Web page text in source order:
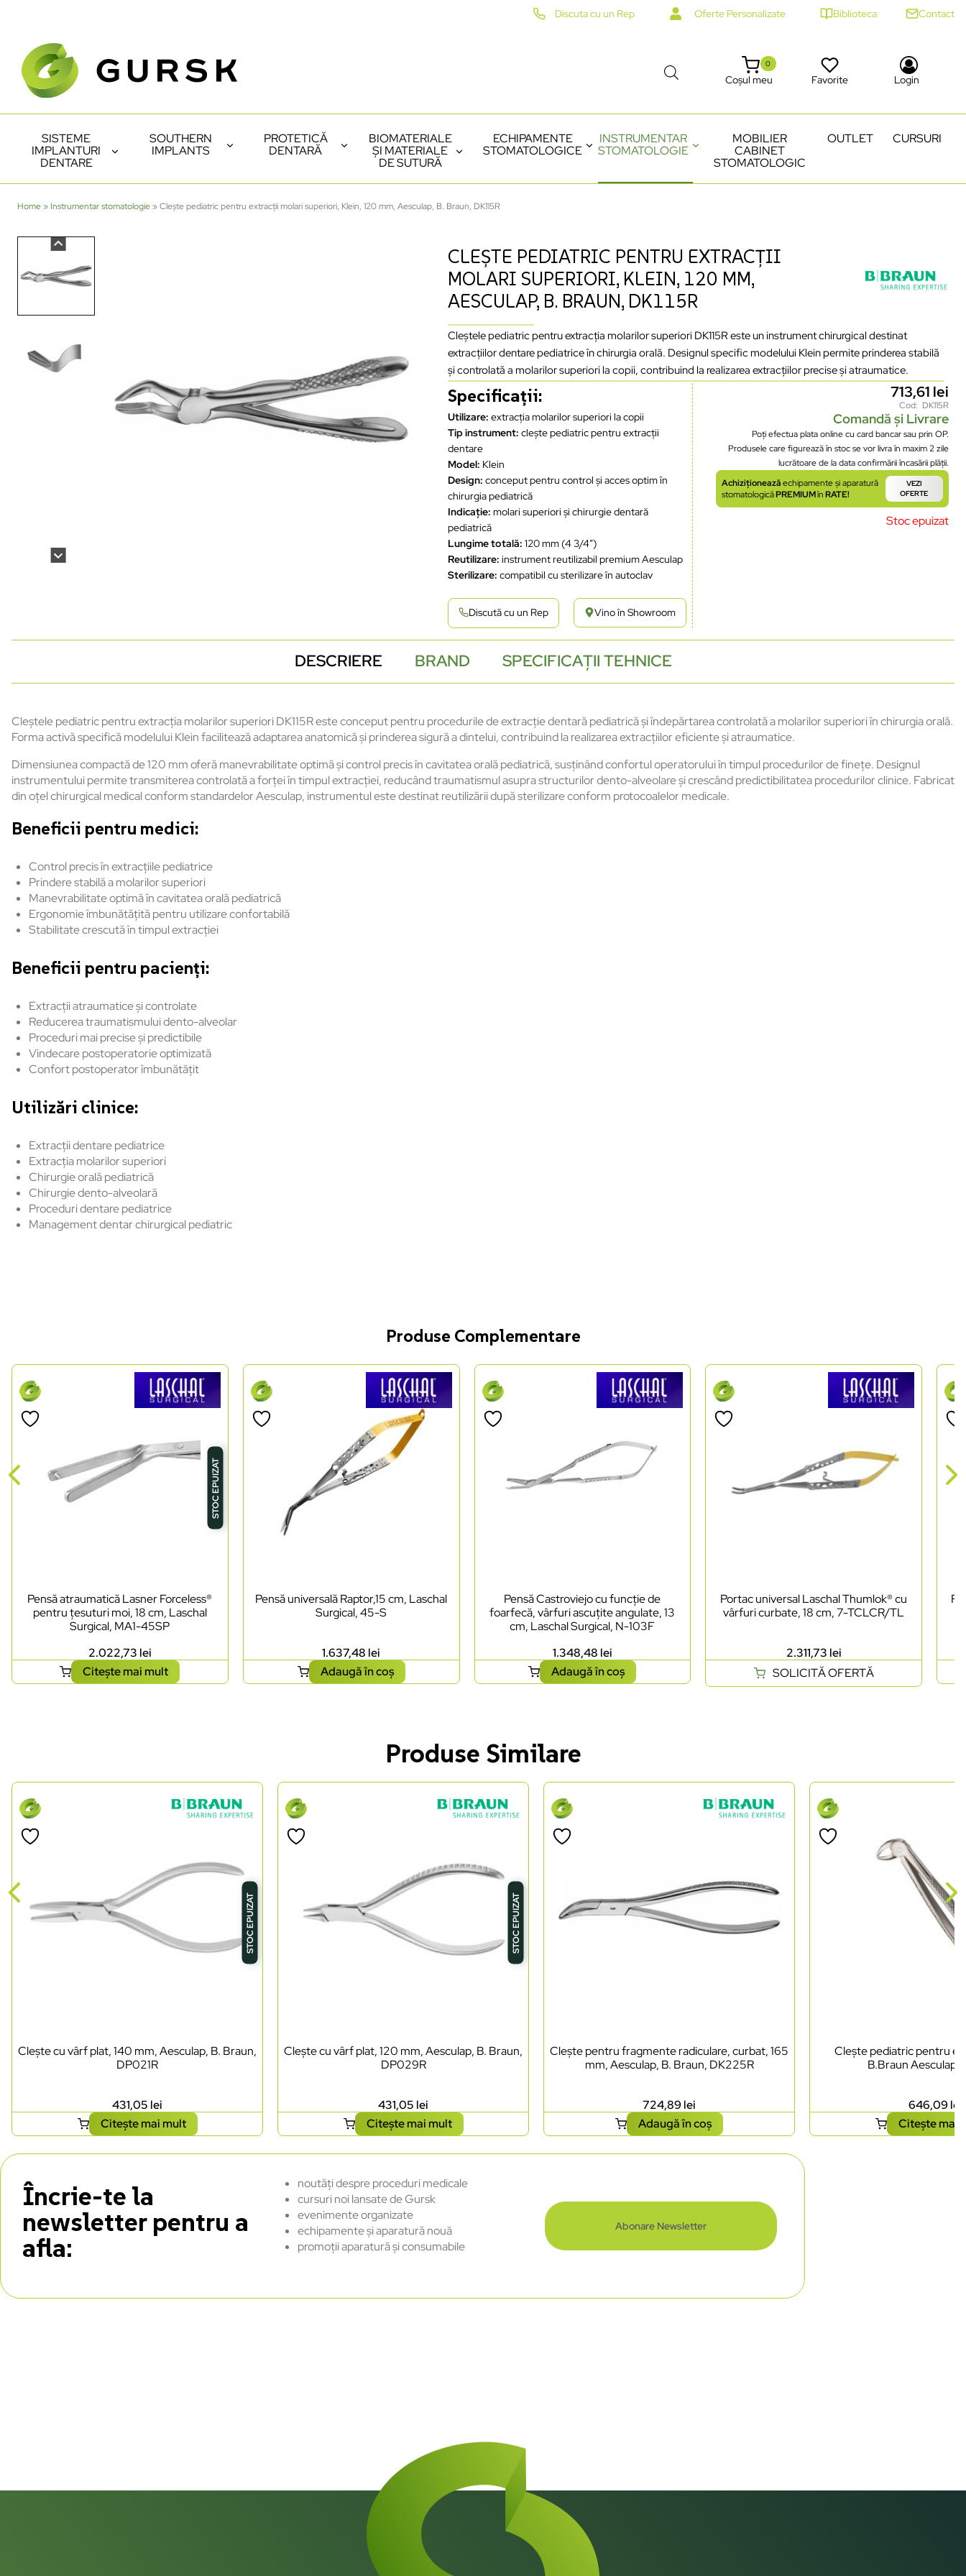
Discuta cu un Rep Oferte Personalizate Biblioteca Contact
Coșul meu
0
Favorite Login
SISTEME
IMPLANTURI
DENTARE
SOUTHERN
IMPLANTS
PROTETICĂ
DENTARĂ
BIOMATERIALE
ȘI MATERIALE
DE SUTURĂ
ECHIPAMENTE
STOMATOLOGICE
INSTRUMENTAR
STOMATOLOGIE
MOBILIER
CABINET
STOMATOLOGIC
OUTLET CURSURI
Home » Instrumentar stomatologie »Clește pediatric pentru extracții molari superiori, Klein, 120 mm, Aesculap, B. Braun, DK115R
CLEȘTE PEDIATRIC PENTRU EXTRACȚII
MOLARI SUPERIORI, KLEIN, 120 MM,
AESCULAP, B. BRAUN, DK115R
Cleștele pediatric pentru extracția molarilor superiori DK115R este un instrument chirurgical destinat
extracțiilor dentare pediatrice în chirurgia orală. Designul specific modelului Klein permite prinderea stabilă
și controlată a molarilor superiori la copii, contribuind la realizarea extracțiilor precise și atraumatice.
Specificații:
Utilizare: extracția molarilor superiori la copii
Tip instrument: clește pediatric pentru extracții
dentare
Model: Klein
Design: conceput pentru control și acces optim în
chirurgia pediatrică
Indicație: molari superiori și chirurgie dentară
pediatrică
Lungime totală: 120 mm (4 3/4”)
Reutilizare: instrument reutilizabil premium Aesculap
Sterilizare: compatibil cu sterilizare în autoclav
Discută cu un Rep Vino în Showroom
713,61 lei
Cod: DK115R
Comandă și Livrare
Poți efectua plata online cu card bancar sau prin OP.
Produsele care figurează în stoc se vor livra în maxim 2 zile
lucrătoare de la data confirmării încasării plății.
Achiziționeazăechipamente și aparatură
stomatologicăPREMIUMînRATE!
VEZI
OFERTE
Stoc epuizat
DESCRIERE BRAND SPECIFICAȚII TEHNICE
Cleștele pediatric pentru extracția molarilor superiori DK115R este conceput pentru procedurile de extracție dentară pediatrică și îndepărtarea controlată a molarilor superiori în chirurgia orală.
Forma activă specifică modelului Klein facilitează adaptarea anatomică și prinderea sigură a dintelui, contribuind la realizarea extracțiilor eficiente și atraumatice.
Dimensiunea compactă de 120 mm oferă manevrabilitate optimă și control precis în cavitatea orală pediatrică, susținând confortul operatorului în timpul procedurilor de finețe. Designul
instrumentului permite transmiterea controlată a forței în timpul extracției, reducând traumatismul asupra structurilor dento-alveolare și crescând predictibilitatea procedurilor clinice. Fabricat
din oțel chirurgical medical conform standardelor Aesculap, instrumentul este destinat reutilizării după sterilizare conform protocoalelor medicale.
Beneficii pentru medici:
Control precis în extracțiile pediatrice
Prindere stabilă a molarilor superiori
Manevrabilitate optimă în cavitatea orală pediatrică
Ergonomie îmbunătățită pentru utilizare confortabilă
Stabilitate crescută în timpul extracției
Beneficii pentru pacienți:
Extracții atraumatice și controlate
Reducerea traumatismului dento-alveolar
Proceduri mai precise și predictibile
Vindecare postoperatorie optimizată
Confort postoperator îmbunătățit
Utilizări clinice:
Extracții dentare pediatrice
Extracția molarilor superiori
Chirurgie orală pediatrică
Chirurgie dento-alveolară
Proceduri dentare pediatrice
Management dentar chirurgical pediatric
Produse Complementare
STOC EPUIZAT
Pensă atraumatică Lasner Forceless®
pentru țesuturi moi, 18 cm, Laschal
Surgical, MA1-45SP
2.022,73 lei
Citește mai mult
Pensă universală Raptor,15 cm, Laschal
Surgical, 45-S
1.637,48 lei
Adaugă în coș
Pensă Castroviejo cu funcție de
foarfecă, vârfuri ascuțite angulate, 13
cm, Laschal Surgical, N-103F
1.348,48 lei
Adaugă în coș
Portac universal Laschal Thumlok® cu
vârfuri curbate, 18 cm, 7-TCLCR/TL
2.311,73 lei
SOLICITĂ OFERTĂ
Produse Similare
STOC EPUIZAT
Clește cu vârf plat, 140 mm, Aesculap, B. Braun,
DP021R
431,05 lei
Citește mai mult
STOC EPUIZAT
Clește cu vârf plat, 120 mm, Aesculap, B. Braun,
DP029R
431,05 lei
Citește mai mult
Clește pentru fragmente radiculare, curbat, 165
mm, Aesculap, B. Braun, DK225R
724,89lei
Adaugă în coș
Clește pediatric pentru
B.Braun Aesculap,
646,09lei
Citește mai
Încrie-te la
newsletter pentru a
afla:
noutăți despre proceduri medicale
cursuri noi lansate de Gursk
evenimente organizate
echipamente și aparatură nouă
promoții aparatură și consumabile
Abonare Newsletter